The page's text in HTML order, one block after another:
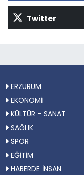
Twitter
ERZURUM
EKONOMİ
KÜLTÜR - SANAT
SAĞLIK
SPOR
EĞİTİM
HABERDE İNSAN